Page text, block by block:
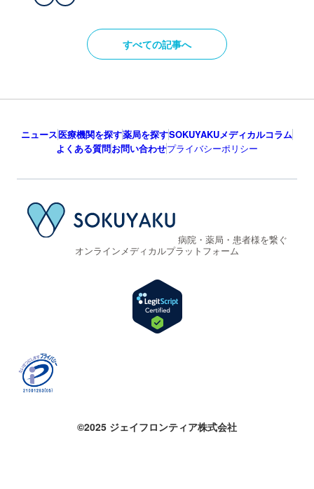
すべての記事へ
ニュース医療機関を探す薬局を探すSOKUYAKUメディカルコラム
よくある質問お問い合わせプライバシーポリシー
病院・薬局・患者様を繋ぐ
オンラインメディカルプラットフォーム
©2025 ジェイフロンティア株式会社